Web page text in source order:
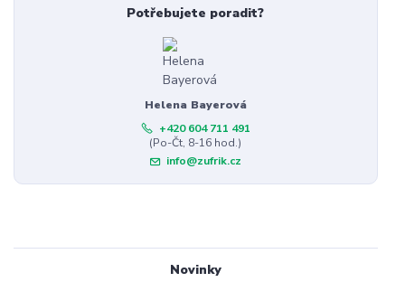
Potřebujete poradit?
Helena Bayerová
+420 604 711 491
(Po-Čt, 8-16 hod.)
info@zufrik.cz
Novinky